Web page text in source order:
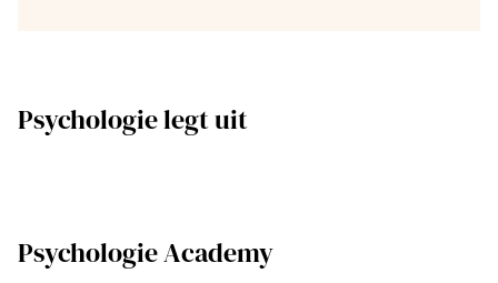
Psychologie legt uit
Psychologie Academy